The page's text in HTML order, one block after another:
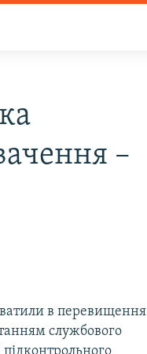
–
в перевищення
службового